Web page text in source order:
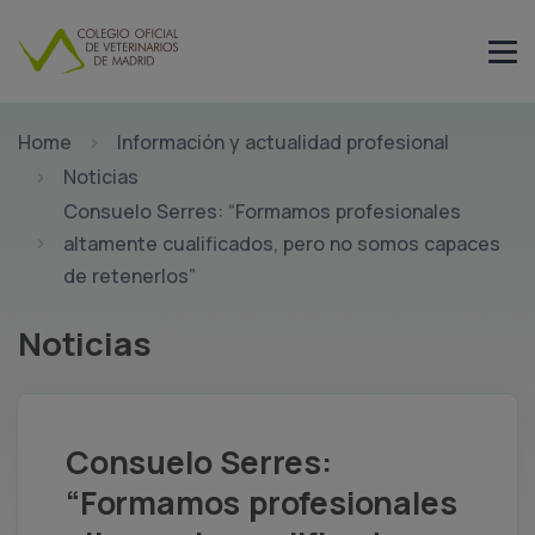
Home
Información y actualidad profesional
Noticias
Consuelo Serres: “Formamos profesionales
altamente cualificados, pero no somos capaces
de retenerlos”
Noticias
Consuelo Serres:
“Formamos profesionales